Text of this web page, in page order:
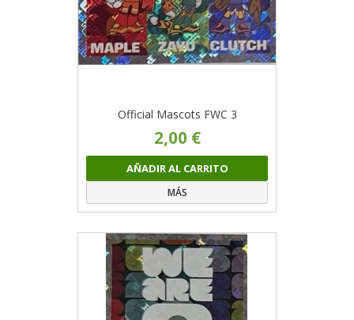
Official Mascots FWC 3
2,00 €
AÑADIR AL CARRITO
MÁS